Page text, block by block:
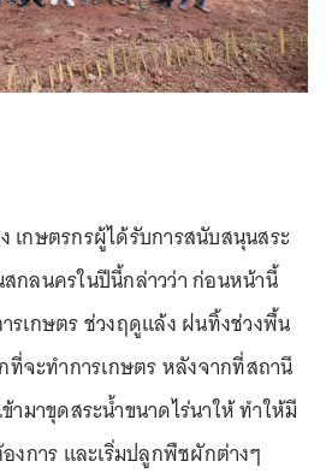
เกษตรกรผู้ได้รับการสนับสนุนสระ
ลนครในปีนี้กล่าวว่า ก่อนหน้านี้
รเกษตร ช่วงฤดูแล้ง ฝนทิ้งช่วงพื้น
จะทำการเกษตร หลังจากที่สถานี
มาขุดสระน้ำขนาดไร่นาให้ ทำให้มี
งการ และเริ่มปลูกพืชผักต่างๆ